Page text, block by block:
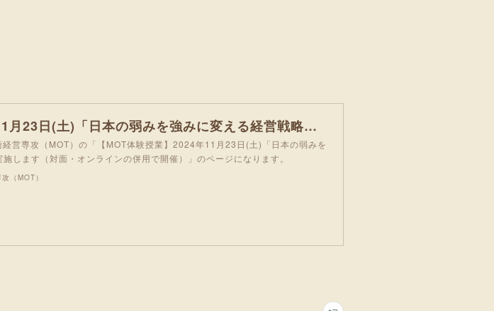
【MOT体験授業】2024年11月23日(土)「日本の弱みを強みに変える経営戦略」の体験授業を実施します（対面・オンラインの併用で開催）｜体験授業｜新着情報｜東京理科大学 大学院 経営学研究科 技術経
営専攻（MOT）の「【MOT体験授業】2024年11月23日(土)「日本の弱みを
します（対面・オンラインの併用で開催）」のページになります。
（MOT）